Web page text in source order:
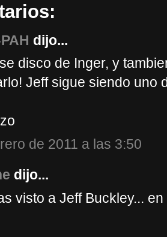
dijo...
disco de Inger, y
Jeff sigue siendo uno
de 2011 a las 3:50
dijo...
visto a Jeff Buckley...